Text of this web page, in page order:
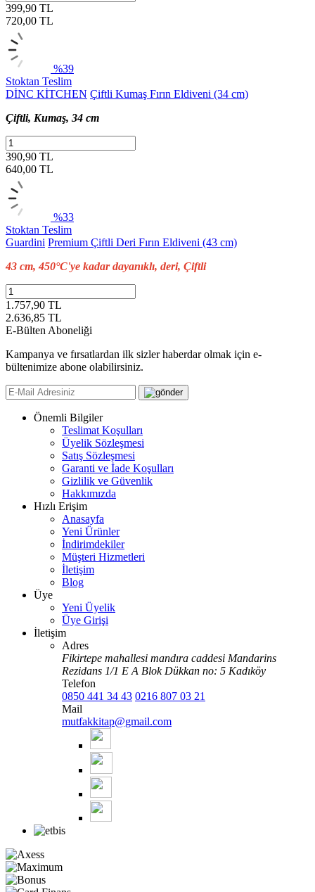
399,90 TL
720,00 TL
%39
Stoktan Teslim
DİNC KİTCHEN Çiftli Kumaş Fırın Eldiveni (34 cm)
Çiftli, Kumaş, 34 cm
390,90 TL
640,00 TL
%33
Stoktan Teslim
Guardini Premium Çiftli Deri Fırın Eldiveni (43 cm)
43 cm, 450°C'ye kadar dayanıklı, deri, Çiftli
1.757,90 TL
2.636,85 TL
E-Bülten Aboneliği
Kampanya ve fırsatlardan ilk sizler haberdar olmak için e-
bültenimize abone olabilirsiniz.
Önemli Bilgiler
Teslimat Koşulları
Üyelik Sözleşmesi
Satış Sözleşmesi
Garanti ve İade Koşulları
Gizlilik ve Güvenlik
Hakkımızda
Hızlı Erişim
Anasayfa
Yeni Ürünler
İndirimdekiler
Müşteri Hizmetleri
İletişim
Blog
Üye
Yeni Üyelik
Üye Girişi
İletişim
Adres
Fikirtepe mahallesi mandıra caddesi Mandarins
Rezidans 1/1 E A Blok Dükkan no: 5 Kadıköy
Telefon
0850 441 34 43 0216 807 03 21
Mail
mutfakkitap@gmail.com